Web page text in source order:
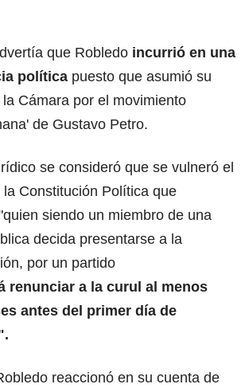
que Robledo incurrió en una
política puesto que asumió su
Cámara por el movimiento
de Gustavo Petro.
se consideró que se vulneró el
Constitución Política que
siendo un miembro de una
decida presentarse a la
por un partido
renunciar a la curul al menos
antes del primer día de
reaccionó en su cuenta de